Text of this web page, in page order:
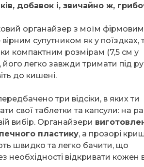
добавок і, звичайно ж,
органайзер з моїм фірмовим
супутником як у поїздках,
компактним розмірам (7,5 см у
його легко завжди тримати під
до кишені.
три відсіки, в яких ти
свої таблетки та капсули: на
вибір. Органайзери
пластику, а прозорі
швидко та легко бачити, що
необхідності відкривати кожен